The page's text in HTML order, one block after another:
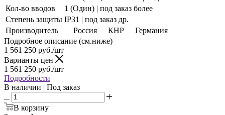
Кол-во вводов
1 (Один) | под заказ более
Степень защиты IP31 | под заказ др.
Производитель
Россия КНР
Германия
Подробное описание (см.ниже)
1 561 250 руб./шт
Варианты цен
1 561 250 руб./шт
Подробности
В наличии | Под заказ
В корзину